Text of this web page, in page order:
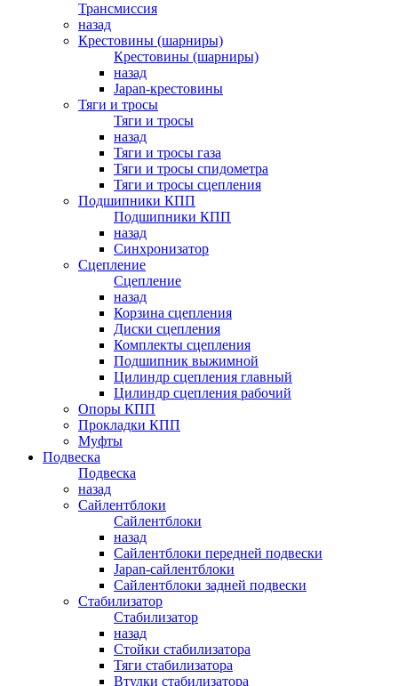
Трансмиссия
назад
Крестовины (шарниры)
Крестовины (шарниры)
назад
Japan-крестовины
Тяги и тросы
Тяги и тросы
назад
Тяги и тросы газа
Тяги и тросы спидометра
Тяги и тросы сцепления
Подшипники КПП
Подшипники КПП
назад
Синхронизатор
Сцепление
Сцепление
назад
Корзина сцепления
Диски сцепления
Комплекты сцепления
Подшипник выжимной
Цилиндр сцепления главный
Цилиндр сцепления рабочий
Опоры КПП
Прокладки КПП
Муфты
Подвеска
Подвеска
назад
Сайлентблоки
Сайлентблоки
назад
Сайлентблоки передней подвески
Japan-сайлентблоки
Сайлентблоки задней подвески
Стабилизатор
Стабилизатор
назад
Стойки стабилизатора
Тяги стабилизатора
Втулки стабилизатора